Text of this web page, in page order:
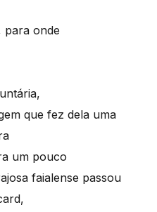
para onde
que fez dela uma
um pouco
faialense passou